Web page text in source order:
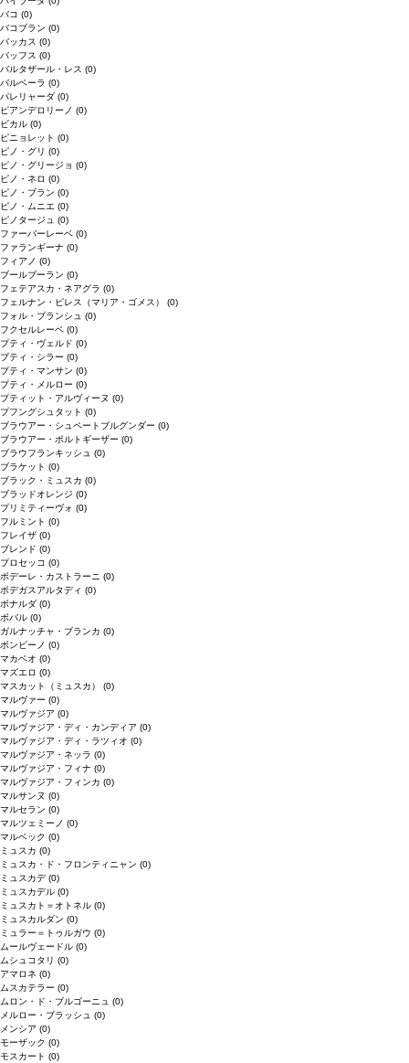
バコ (0)
バコブラン (0)
バッカス (0)
バッフス (0)
バルタザール・レス (0)
バルベーラ (0)
パレリャーダ (0)
ピアンデロリーノ (0)
ビカル (0)
ピニョレット (0)
ピノ・グリ (0)
ピノ・グリージョ (0)
ピノ・ネロ (0)
ピノ・ブラン (0)
ピノ・ムニエ (0)
ピノタージュ (0)
ファーバーレーベ (0)
ファランギーナ (0)
フィアノ (0)
ブールブーラン (0)
フェテアスカ・ネアグラ (0)
フェルナン・ピレス（マリア・ゴメス） (0)
フォル・ブランシュ (0)
フクセルレーベ (0)
プティ・ヴェルド (0)
プティ・シラー (0)
プティ・マンサン (0)
プティ・メルロー (0)
プティット・アルヴィーヌ (0)
プフングシュタット (0)
ブラウアー・シュペートブルグンダー (0)
ブラウアー・ポルトギーザー (0)
ブラウフランキッシュ (0)
ブラケット (0)
ブラック・ミュスカ (0)
ブラッドオレンジ (0)
プリミティーヴォ (0)
フルミント (0)
フレイザ (0)
ブレンド (0)
プロセッコ (0)
ポデーレ・カストラーニ (0)
ボデガスアルタディ (0)
ボナルダ (0)
ボバル (0)
ガルナッチャ・ブランカ (0)
ボンビーノ (0)
マカベオ (0)
マズエロ (0)
マスカット（ミュスカ） (0)
マルヴァー (0)
マルヴァジア (0)
マルヴァジア・ディ・カンディア (0)
マルヴァジア・ディ・ラツィオ (0)
マルヴァジア・ネッラ (0)
マルヴァジア・フィナ (0)
マルヴァジア・フィンカ (0)
マルサンヌ (0)
マルセラン (0)
マルツェミーノ (0)
マルベック (0)
ミュスカ (0)
ミュスカ・ド・フロンティニャン (0)
ミュスカデ(0)
ミュスカデル (0)
ミュスカト＝オトネル (0)
ミュスカルダン (0)
ミュラー＝トゥルガウ (0)
ムールヴェードル (0)
ムシュコタリ (0)
アマロネ (0)
ムスカテラー (0)
ムロン・ド・ブルゴーニュ (0)
メルロー・ブラッシュ (0)
メンシア (0)
モーザック (0)
モスカート (0)